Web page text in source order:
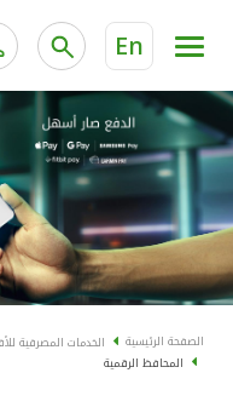
En
الخدمات المصرفية
الخدمات المصرفية
خدمة "بيتك" للتداول
الخدمات المصرفية
الحسابات
البطاقات
"برامج العملاء"
الصفحة الرئيسية الخدمات المصرفية
المحافظ الرقمية